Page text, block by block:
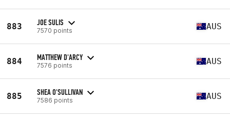
883 JOE SULIS
7570 points AUS
884 MATTHEW D'ARCY
7576 points AUS
885 SHEA O'SULLIVAN
7586 points AUS